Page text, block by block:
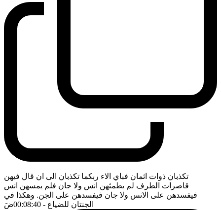
تكذبان ذوات اثمان فباي الاء ربكما تكذبان الى ان قال فيهن
قاصرات الطرف لم يطمثهن انس ولا جان فلم يمسهن انس
فيفسدهن على الانس ولا جان فيفسدهن على الجن. وهكذا في
الجنتان للضياع - 00:08:40 ضَ